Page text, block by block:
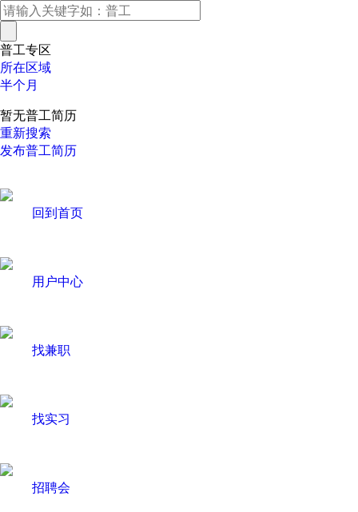
普工专区
所在区域
半个月
暂无普工简历
重新搜索
发布普工简历
回到首页
用户中心
找兼职
找实习
招聘会